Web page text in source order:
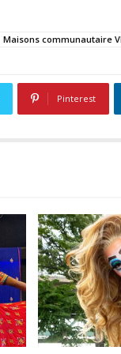
Maisons communautaire
Pinterest